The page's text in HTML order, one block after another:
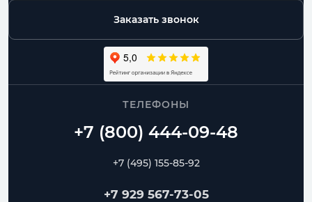
Заказать звонок
ТЕЛЕФОНЫ
+7 (495) 155-85-92
+7 929 567-73-05